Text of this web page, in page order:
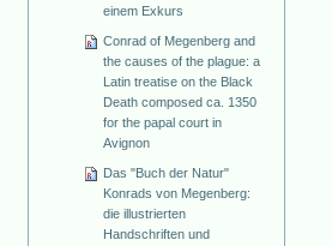
einem Exkurs
Conrad of Megenberg and
the causes of the plague: a
Latin treatise on the Black
Death composed ca. 1350
for the papal court in
Avignon
Das "Buch der Natur"
Konrads von Megenberg:
die illustrierten
Handschriften und